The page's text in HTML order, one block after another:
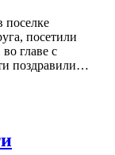
поселке
посетили
главе с
поздравили…